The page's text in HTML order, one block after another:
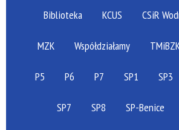
Biblioteka KCUS CSiR
MZK Współdziałamy
P5 P6 P7 SP1 SP3
SP7 SP8 SP-Benice